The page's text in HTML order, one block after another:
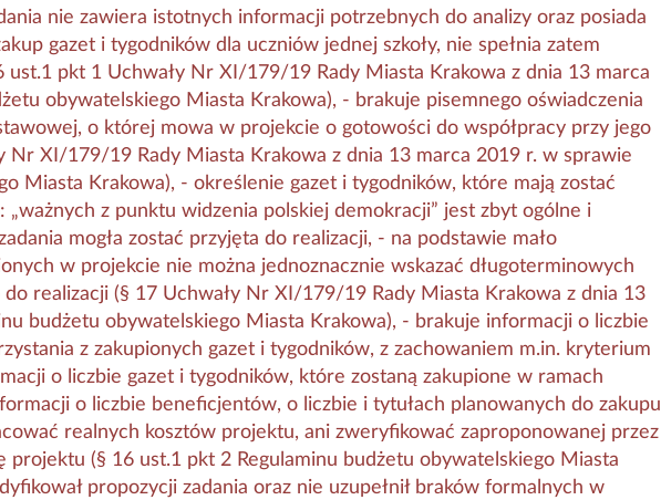
nie zawiera istotnych informacji potrzebnych do analizy oraz posiada
gazet i tygodników dla uczniów jednej szkoły, nie spełnia zatem
ust.1 pkt 1 Uchwały Nr XI/179/19 Rady Miasta Krakowa z dnia 13 marca
obywatelskiego Miasta Krakowa), - brakuje pisemnego oświadczenia
o której mowa w projekcie o gotowości do współpracy przy jego
Nr XI/179/19 Rady Miasta Krakowa z dnia 13 marca 2019 r. w sprawie
Miasta Krakowa), - określenie gazet i tygodników, które mają zostać
z punktu widzenia polskiej demokracji” jest zbyt ogólne i
mogła zostać przyjęta do realizacji, - na podstawie mało
w projekcie nie można jednoznacznie wskazać długoterminowych
realizacji (§ 17 Uchwały Nr XI/179/19 Rady Miasta Krakowa z dnia 13
budżetu obywatelskiego Miasta Krakowa), - brakuje informacji o liczbie
z zakupionych gazet i tygodników, z zachowaniem m.in. kryterium
o liczbie gazet i tygodników, które zostaną zakupione w ramach
o liczbie beneficjentów, o liczbie i tytułach planowanych do zakupu
realnych kosztów projektu, ani zweryfikować zaproponowanej przez
projektu (§ 16 ust.1 pkt 2 Regulaminu budżetu obywatelskiego Miasta
propozycji zadania oraz nie uzupełnił braków formalnych w